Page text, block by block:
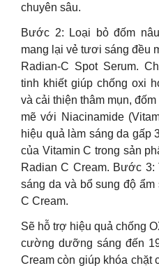
chuyên sâu.
Bước 2: Loại bỏ đốm
mang lại vẻ tươi sáng đều
Radian-C Spot Serum.
tinh khiết giúp chống oxi
và cải thiện thâm mụn,
mẽ với Niacinamide
hiệu quả làm sáng da gấp
của Vitamin C trong sản
Radian C Cream. Bước
sáng da và bổ sung độ
C Cream.
Sẽ hỗ trợ hiệu quả chống
cường dưỡng sáng đến
Cream còn giúp khóa chặt